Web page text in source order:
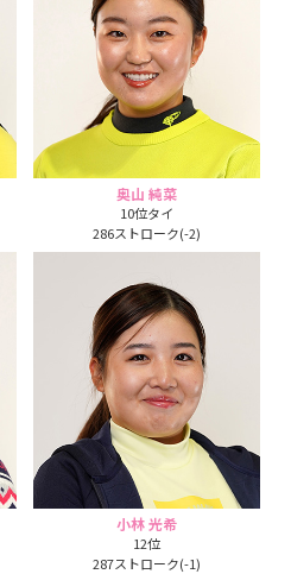
奥山 純菜
10位タイ
286ストローク(-2)
小林 光希
12位
287ストローク(-1)